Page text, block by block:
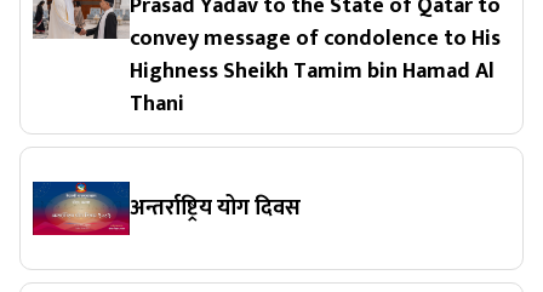
convey message of condolence to His
Highness Sheikh Tamim bin Hamad Al
Thani
अन्तर्राष्ट्रिय योग दिवस